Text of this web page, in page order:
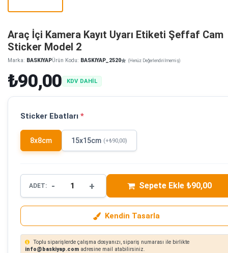
Araç İçi Kamera Kayıt Uyarı Etiketi Şeffaf Cam
Sticker Model 2
Marka: BASKIYAPÜrün Kodu: BASKIYAP_2520 (Henüz Değerlendirilmemiş)
₺90,00 KDV DAHİL
Sticker Ebatları *
8x8cm 15x15cm (+₺90,00)
ADET: - + Sepete Ekle ₺90,00
Kendin Tasarla
Toplu siparişlerde çalışma dosyanızı, sipariş numarası ile birlikte
info@baskiyap.com adresine mail atabilirsiniz.